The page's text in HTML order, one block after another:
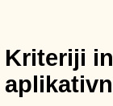
Kriteriji